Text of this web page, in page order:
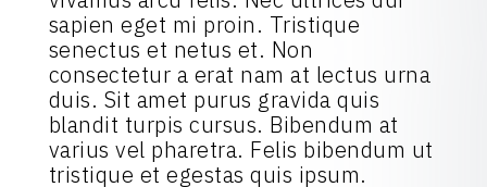
sapien eget mi proin. Tristique
senectus et netus et. Non
consectetur a erat nam at lectus urna
duis. Sit amet purus gravida quis
blandit turpis cursus. Bibendum at
varius vel pharetra. Felis bibendum ut
tristique et egestas quis ipsum.